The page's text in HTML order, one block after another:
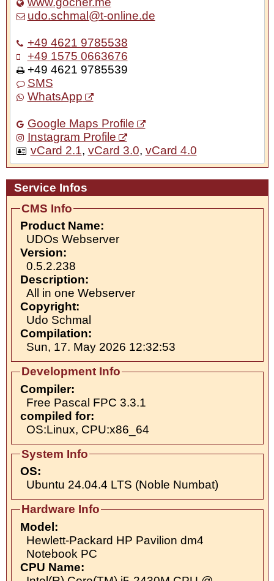
udo.schmal@t-online.de
+49 4621 9785538
+49 1575 0663676
+49 4621 9785539
SMS
WhatsApp
Google Maps Profile
Instagram Profile
vCard 2.1, vCard 3.0, vCard 4.0
Service Infos
CMS Info
Product Name:
UDOs Webserver
Version:
0.5.2.238
Description:
All in one Webserver
Copyright:
Udo Schmal
Compilation:
Sun, 17. May 2026 12:32:53
Development Info
Compiler:
Free Pascal FPC 3.3.1
compiled for:
OS:Linux, CPU:x86_64
System Info
OS:
Ubuntu 24.04.4 LTS (Noble Numbat)
Hardware Info
Model:
Hewlett-Packard HP Pavilion dm4
Notebook PC
CPU Name: